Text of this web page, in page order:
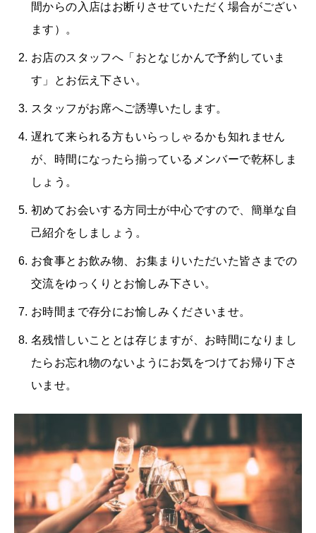
間からの入店はお断りさせていただく場合がござい
ます）。
お店のスタッフへ「おとなじかんで予約していま
す」とお伝え下さい。
スタッフがお席へご誘導いたします。
遅れて来られる方もいらっしゃるかも知れません
が、時間になったら揃っているメンバーで乾杯しま
しょう。
初めてお会いする方同士が中心ですので、簡単な自
己紹介をしましょう。
お食事とお飲み物、お集まりいただいた皆さまでの
交流をゆっくりとお愉しみ下さい。
お時間まで存分にお愉しみくださいませ。
名残惜しいこととは存じますが、お時間になりまし
たらお忘れ物のないようにお気をつけてお帰り下さ
いませ。